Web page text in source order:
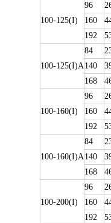
100-125(I)
96
160
192
100-125(I)A
84
140
168
100-160(I)
96
160
192
100-160(I)A
84
140
168
100-200(I)
96
160
192